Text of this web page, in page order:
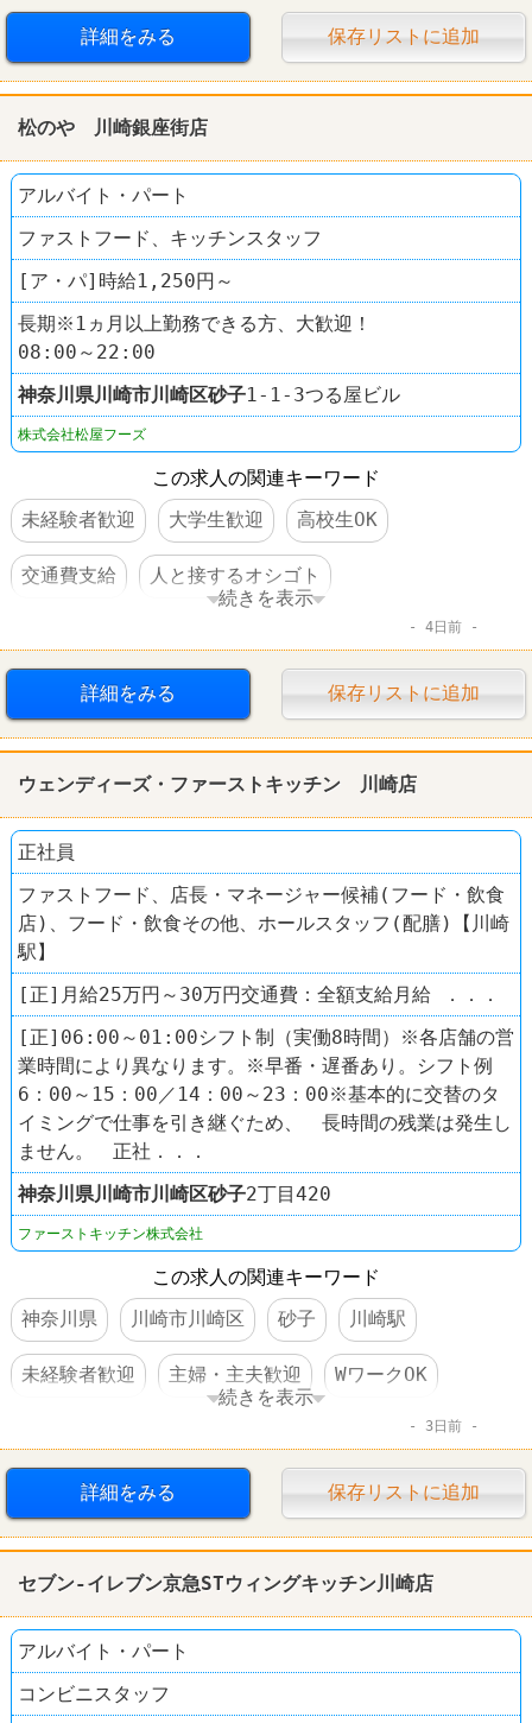
漫画喫茶 快活CLUB
詳細をみる 保存リストに追加
松のや 川崎銀座街店
アルバイト・パート
ファストフード、キッチンスタッフ
[ア・パ]時給1,250円～
長期※1ヵ月以上勤務できる方、大歓迎！
08:00～22:00
神奈川県川崎市川崎区砂子1-1-3つる屋ビル
株式会社松屋フーズ
この求人の関連キーワード
未経験者歓迎
大学生歓迎 高校生OK
交通費支給 人と接するオシゴト
続きを表示
4日前
詳細をみる 保存リストに追加
ウェンディーズ・ファーストキッチン 川崎店
正社員
ファストフード、店長・マネージャー候補(フード・飲食
店)、フード・飲食その他、ホールスタッフ(配膳)【川崎
駅】
[正]月給25万円～30万円交通費：全額支給月給 ．．．
[正]06:00～01:00シフト制（実働8時間）※各店舗の営
業時間により異なります。※早番・遅番あり。シフト例
6：00～15：00／14：00～23：00※基本的に交替のタ
イミングで仕事を引き継ぐため、 長時間の残業は発生し
ません。 正社．．．
神奈川県川崎市川崎区砂子2丁目420
ファーストキッチン株式会社
この求人の関連キーワード
神奈川県
川崎市川崎区 砂子 川崎駅
未経験者歓迎 主婦・主夫歓迎 WワークOK
扶養控除内のオシゴト 禁煙・分煙 60代以上活躍
中高年活躍 ファーストフード
ウェンディーズ・ファーストキッチン
続きを表示
3日前
詳細をみる 保存リストに追加
セブン-イレブン京急STウィングキッチン川崎店
アルバイト・パート
コンビニスタッフ